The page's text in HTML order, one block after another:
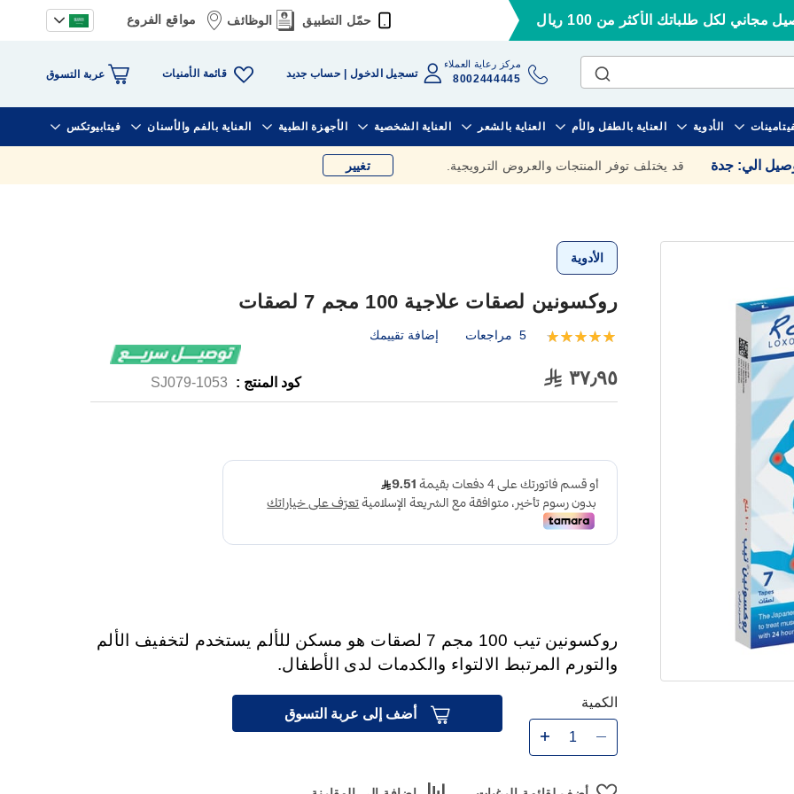
مجاني لكل طلباتك الأكثر من 100 ريال حمّل التطبيق الوظائف مواقع الفروع
مركز رعاية العملاء
8002444445 تسجيل الدخول حساب جديد قائمة الأمنيات عربة التسوق
الأدوية العناية بالطفل والأم العناية بالشعر العناية الشخصية الأجهزة الطبية العناية بالفم والأسنان فيتابيوتكس
الي: جدة قد يختلف توفر المنتجات والعروض الترويجية. تغيير
الأدوية
روكسونين لصقات علاجية 100 مجم 7 لصقات
تقييم:
5 مراجعات إضافة تقييمك
٣٧٫٩٥ كود المنتج : 1053-SJ079
روكسونين تيب 100 مجم 7 لصقات هو مسكن للألم يستخدم لتخفيف الألم